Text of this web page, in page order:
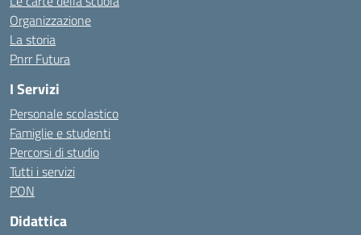
Organizzazione
La storia
Pnrr Futura
I Servizi
Personale scolastico
Famiglie e studenti
Percorsi di studio
Tutti i servizi
PON
Didattica